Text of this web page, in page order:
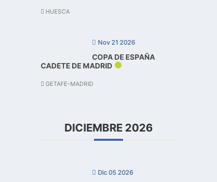
HUESCA
Nov 21 2026
COPA DE ESPAÑA
CADETE DE MADRID
GETAFE-MADRID
DICIEMBRE 2026
Dic 05 2026